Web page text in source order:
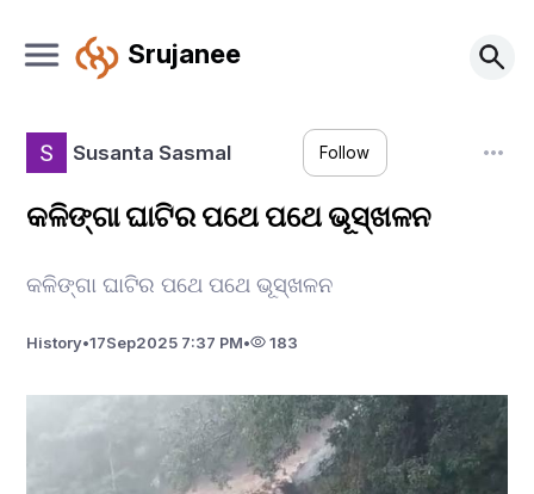
Srujanee
Susanta Sasmal Follow
କଳିଙ୍ଗା ଘାଟିର ପଥେ ପଥେ ଭୂସ୍ଖଳନ
କଳିଙ୍ଗା ଘାଟିର ପଥେ ପଥେ ଭୂସ୍ଖଳନ
History•17Sep2025 7:37 PM• 183